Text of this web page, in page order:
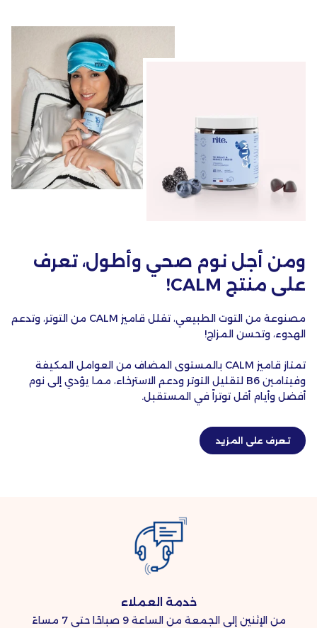
ومن أجل نوم صحي وأطول، تعرف
على منتج CALM!
مصنوعة من التوت الطبيعي، تقلل قاميز CALM من التوتر، وتدعم
الهدوء، وتحسن المزاج!
تمتاز قاميز CALM بالمستوى المضاف من العوامل المكيفة
وفيتامين B6 لتقليل التوتر ودعم الاسترخاء، مما يؤدي إلى نوم
أفضل وأيام أقل توتراً في المستقبل.
تعرف على المزيد
خدمة العملاء
من الإثنين إلى الجمعة من الساعة 9 صباحًا حتى 7 مساءً